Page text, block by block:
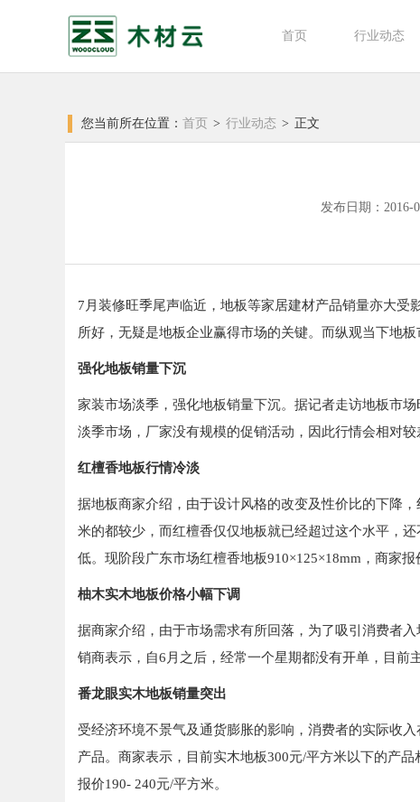
首页 行业动态
您当前所在位置： 首页 > 行业动态 > 正文
发布日期：2016-
7月装修旺季尾声临近，地板等家居建材产品销量亦大
所好，无疑是地板企业赢得市场的关键。而纵观当下地
强化地板销量下沉
家装市场淡季，强化地板销量下沉。据记者走访地板市
淡季市场，厂家没有规模的促销活动，因此行情会相对
红檀香地板行情冷淡
据地板商家介绍，由于设计风格的改变及性价比的下降
米的都较少，而红檀香仅仅地板就已经超过这个水平，
低。现阶段广东市场红檀香地板910×125×18mm，商家报
柚木实木地板价格小幅下调
据商家介绍，由于市场需求有所回落，为了吸引消费者
销商表示，自6月之后，经常一个星期都没有开单，目前
番龙眼实木地板销量突出
受经济环境不景气及通货膨胀的影响，消费者的实际收
产品。商家表示，目前实木地板300元/平方米以下的产
报价190- 240元/平方米。